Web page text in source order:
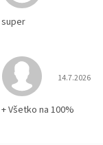
super
14.7.2026
+ Všetko na 100%